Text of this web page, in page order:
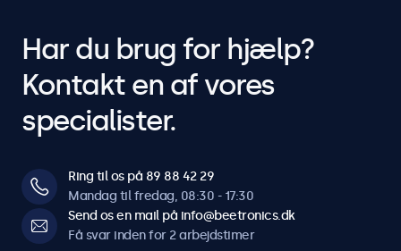
Har du brug for hjælp?
Kontakt en af vores
specialister.
Ring til os på 89 88 42 29
Mandag til fredag, 08:30 - 17:30
Send os en mail på info@beetronics.dk
Få svar inden for 2 arbejdstimer